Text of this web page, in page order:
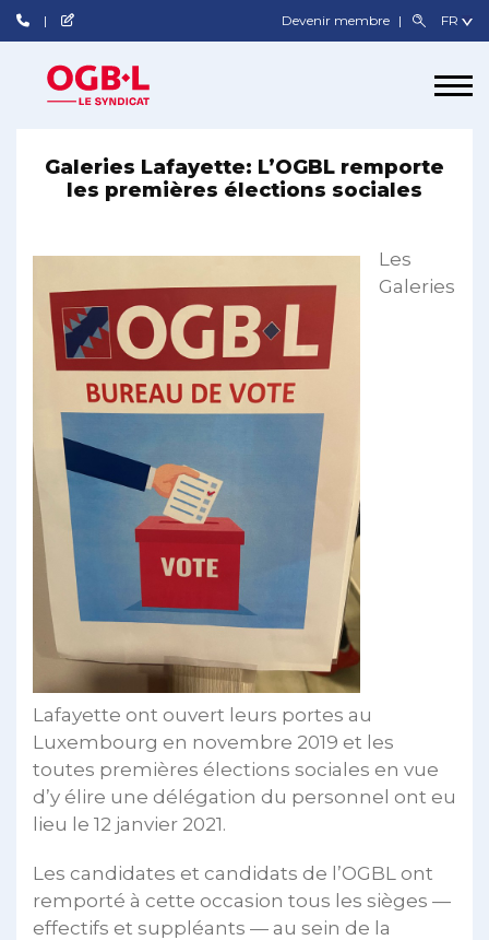
Devenir membre
Galeries Lafayette: L’OGBL remporte
les premières élections sociales
Les
Galeries
Lafayette ont ouvert leurs portes au
Luxembourg en novembre 2019 et les
toutes premières élections sociales en vue
d’y élire une délégation du personnel ont eu
lieu le 12 janvier 2021.
Les candidates et candidats de l’OGBL ont
remporté à cette occasion tous les sièges —
effectifs et suppléants — au sein de la